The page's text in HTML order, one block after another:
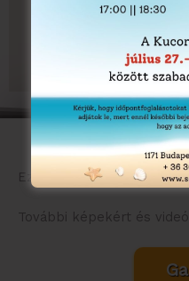
Nézd
Ezen a videón látható egy
További képekért és